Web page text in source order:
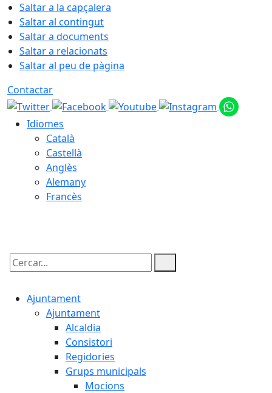
Saltar a la capçalera
Saltar al contingut
Saltar a documents
Saltar a relacionats
Saltar al peu de pàgina
Contactar
Idiomes
Català
Castellà
Anglès
Alemany
Francès
Cercar:
Ajuntament
Ajuntament
Alcaldia
Consistori
Regidories
Grups municipals
Mocions